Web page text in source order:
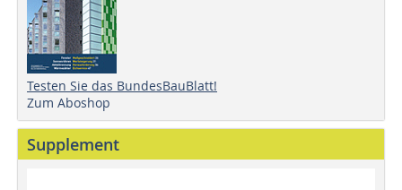
Testen Sie das BundesBauBlatt!
Zum Aboshop
Supplement